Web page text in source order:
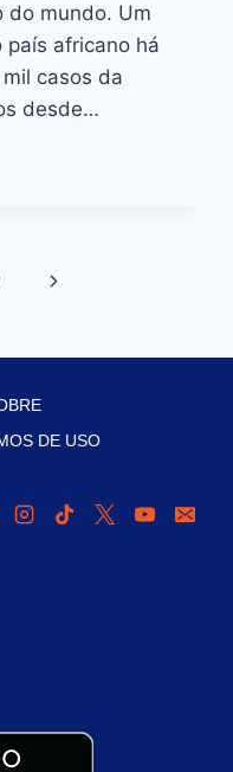
do mundo. Um
africano há
casos da
desde…
DE USO